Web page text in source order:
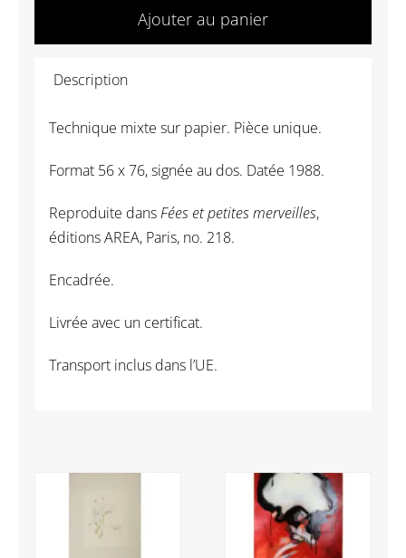
de
Julie
Ajouter au panier
Description
Technique mixte sur papier. Pièce unique.
Format 56 x 76, signée au dos. Datée 1988.
Reproduite dansFées et petites merveilles,
éditions AREA, Paris, no. 218.
Encadrée.
Livrée avec un certificat.
Transport inclus dans l’UE.